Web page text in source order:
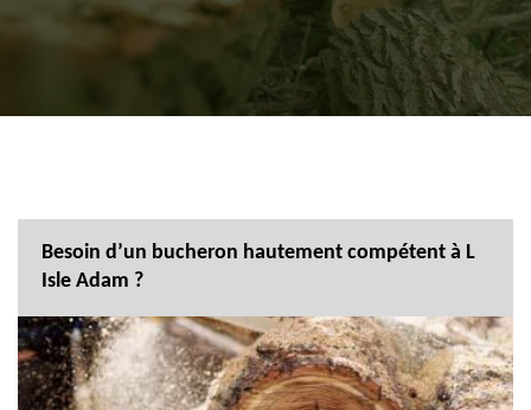
Besoin d’un bucheron hautement compétent à L
Isle Adam ?